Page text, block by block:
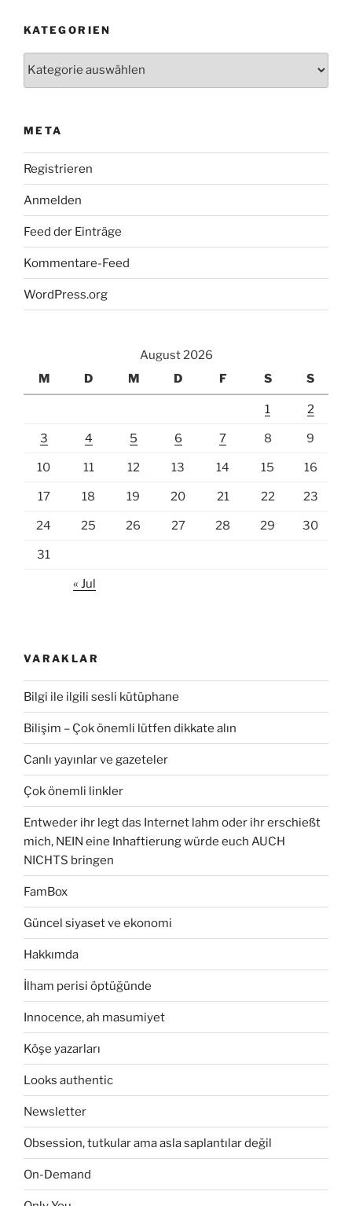
KATEGORIEN
META
Registrieren
Anmelden
Feed der Einträge
Kommentare-Feed
WordPress.org
August 2026
M
D M D F S S
1 2
3 4 5 6 7 8 9
10 11 12 13 14 15 16
17 18 19 20 21 22 23
24 25 26 27 28 29 30
31
« Jul
VARAKLAR
Bilgi ile ilgili sesli kütüphane
Bilişim – Çok önemli lütfen dikkate alın
Canlı yayınlar ve gazeteler
Çok önemli linkler
Entweder ihr legt das Internet lahm oder ihr erschießt
mich, NEIN eine Inhaftierung würde euch AUCH
NICHTS bringen
FamBox
Güncel siyaset ve ekonomi
Hakkımda
İlham perisi öptüğünde
Innocence, ah masumiyet
Köşe yazarları
Looks authentic
Newsletter
Obsession, tutkular ama asla saplantılar değil
On-Demand